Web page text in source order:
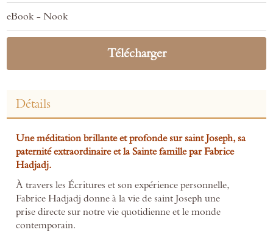
eBook - Nook
Télécharger
Détails
Une méditation brillante et profonde sur saint Joseph, sa
paternité extraordinaire et la Sainte famille par Fabrice
Hadjadj.
À travers les Écritures et son expérience personnelle,
Fabrice Hadjadj donne à la vie de saint Joseph une
prise directe sur notre vie quotidienne et le monde
contemporain.